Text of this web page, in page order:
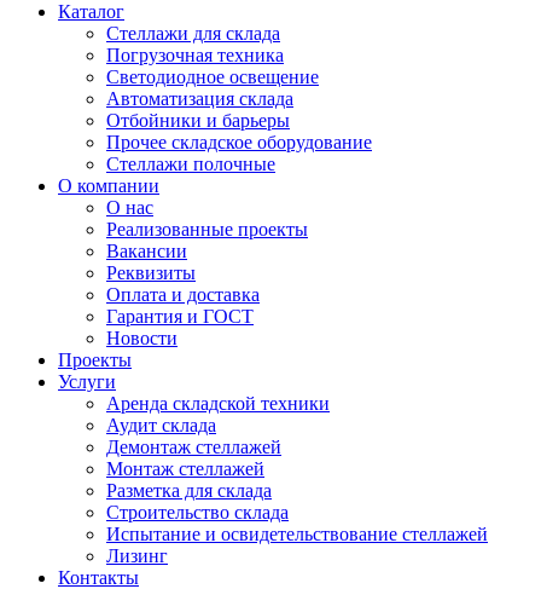
Каталог
Стеллажи для склада
Погрузочная техника
Светодиодное освещение
Автоматизация склада
Отбойники и барьеры
Прочее складское оборудование
Стеллажи полочные
О компании
О нас
Реализованные проекты
Вакансии
Реквизиты
Оплата и доставка
Гарантия и ГОСТ
Новости
Проекты
Услуги
Аренда складской техники
Аудит склада
Демонтаж стеллажей
Монтаж стеллажей
Разметка для склада
Строительство склада
Испытание и освидетельствование стеллажей
Лизинг
Контакты